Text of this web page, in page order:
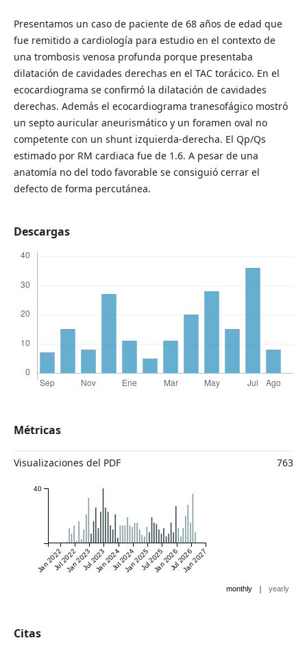
Presentamos un caso de paciente de 68 años de edad que
fue remitido a cardiología para estudio en el contexto de
una trombosis venosa profunda porque presentaba
dilatación de cavidades derechas en el TAC torácico. En el
ecocardiograma se confirmó la dilatación de cavidades
derechas. Además el ecocardiograma tranesofágico mostró
un septo auricular aneurismático y un foramen oval no
competente con un shunt izquierda-derecha. El Qp/Qs
estimado por RM cardiaca fue de 1.6. A pesar de una
anatomía no del todo favorable se consiguió cerrar el
defecto de forma percutánea.
Descargas
Métricas
Visualizaciones del PDF 763
Jan 2022Jul 2022Jan 2023Jul 2023Jan 2024Jul 2024Jan 2025Jul 2025Jan 2026Jul 2026Jan 2027
40
monthly | yearly
Citas